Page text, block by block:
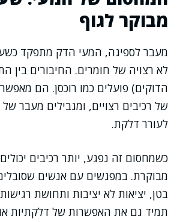
מבוקר לגוף
מעבר לספיגה, המעי הדק מתפקד
לא רצויה של חומרים. החיבורים בין
הדוקים) פועלים כמו רוכסן. הם
של רכיבים רצויים, ומגבילים מעבר
לעורר דלקת.
כשמחסום זה נפגע, יותר רכיבים
מבוקרת. במפגשים עם אנשים
בטן, יציאות לא יציבות ותחושת
תמיד גם את האפשרות של דלקתיות